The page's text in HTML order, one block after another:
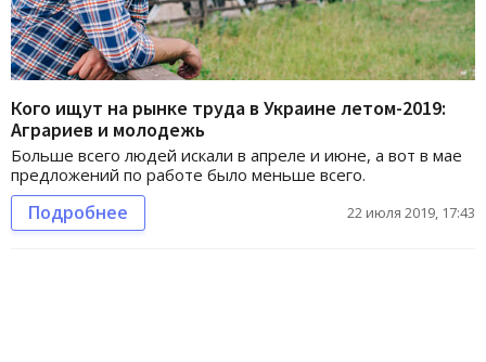
Кого ищут на рынке труда в Украине летом-2019:
Аграриев и молодежь
Больше всего людей искали в апреле и июне, а вот в мае
предложений по работе было меньше всего.
Подробнее 22 июля 2019, 17:43